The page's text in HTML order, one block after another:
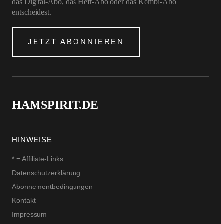
entscheidest.
JETZT ABONNIEREN
HAMSPIRIT.DE
HINWEISE
* = Affiliate-Links
Datenschutzerklärung
Abonnementbedingungen
Kontakt
Impressum